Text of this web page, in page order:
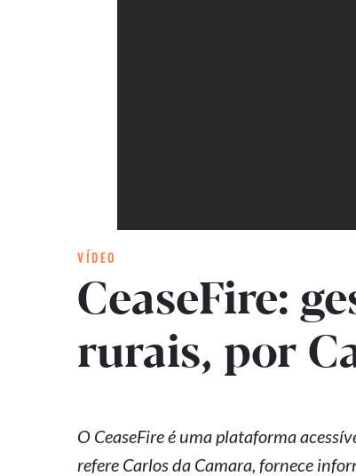
VÍDEO
CeaseFire:
rurais, por
O CeaseFire é uma plataforma
refere Carlos da Camara, fornece